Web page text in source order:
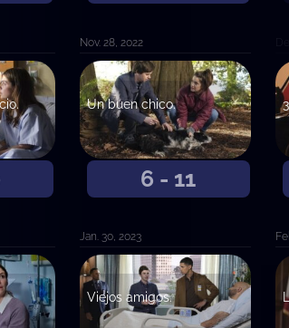
Nov. 28, 2022
6 - 11
Un buen chico.
Jan. 30, 2023
Viejos amigos.